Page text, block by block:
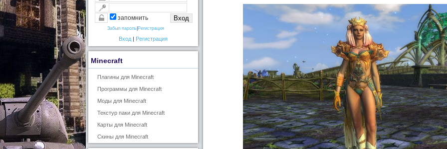
запомнить
Забыл пароль Регистрация
Вход | Регистрация
Minecraft
Плагины для Minecraft
Программы для Minecraft
Моды для Minecraft
Текстур паки для Minecraft
Карты для Minecraft
Скины для Minecraft